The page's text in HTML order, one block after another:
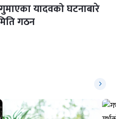
यादवको घटनाबारे
गठन